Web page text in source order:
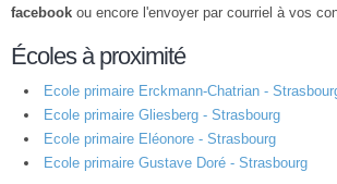
facebook ou encore l'envoyer par courriel à vos
Écoles à proximité
Ecole primaire Erckmann-Chatrian -
Ecole primaire Gliesberg - Strasbourg
Ecole primaire Eléonore - Strasbourg
Ecole primaire Gustave Doré - Strasbourg